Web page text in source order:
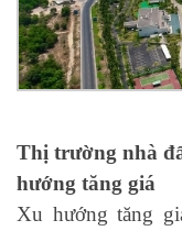
Thị trường nhà
hướng tăng giá
Xu hướng tăng